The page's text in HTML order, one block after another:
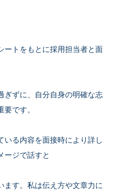
ートをもとに採用担当者と面
ぎずに、自分自身の明確な志
です。
いる内容を面接時により詳し
ージで話すと
す。私は伝え方や文章力に